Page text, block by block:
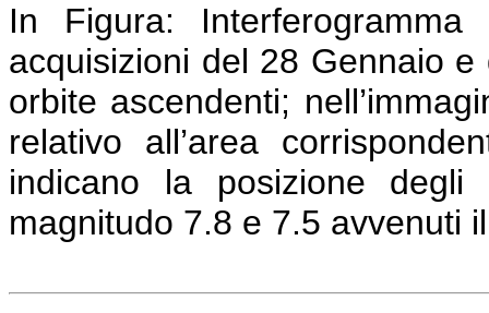
In Figura:
acquisizioni del 28 Gennaio
orbite ascendenti;
relativo all’area
indicano la posizione
magnitudo 7.8 e 7.5 avvenuti